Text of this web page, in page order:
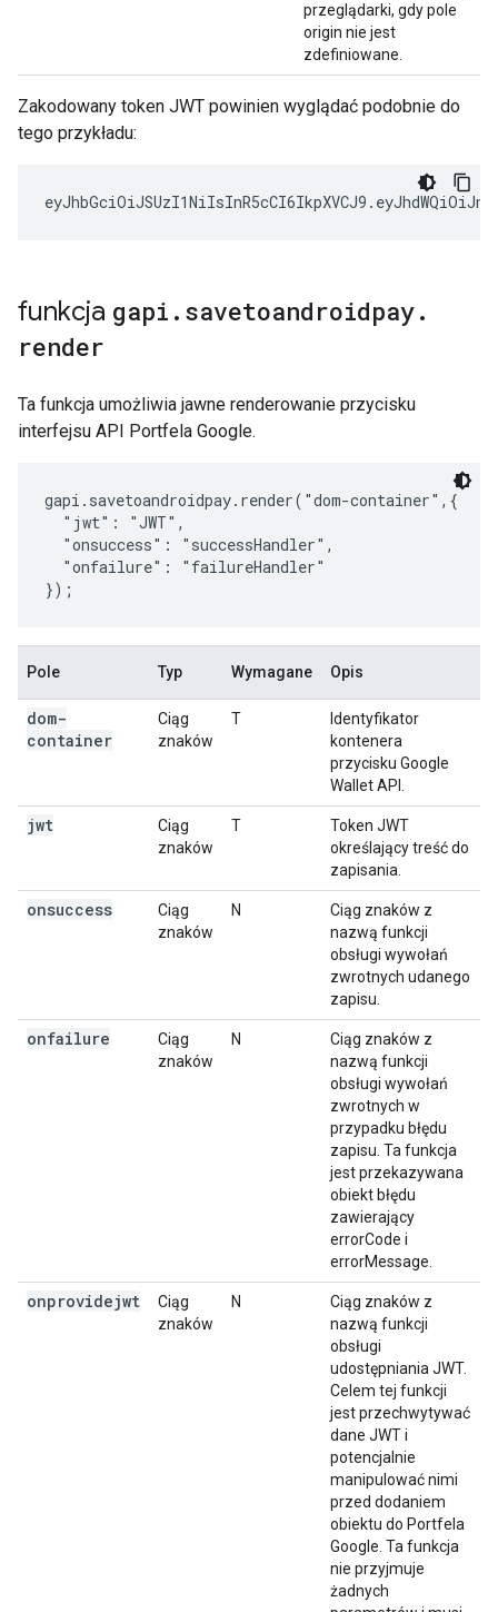
przeglądarki, gdy pole
origin nie jest
zdefiniowane.
Zakodowany token JWT powinien wyglądać podobnie do
tego przykładu:
eyJhbGciOiJSUzI1NiIsInR5cCI6IkpXVCJ9 .
funkcja gapi . savetoandroidpay.
render
Ta funkcja umożliwia jawne renderowanie przycisku
interfejsu API Portfela Google.
gapi.savetoandroidpay.render("dom-container",{
  "jwt": "JWT",
  "onsuccess": "successHandler",
  "onfailure": "failureHandler"
});
Pole Typ Wymagane Opis
dom-
container
Ciąg
znaków
T
Identyfikator
kontenera
przycisku Google
Wallet API.
jwt
Ciąg
znaków
T
Token JWT
określający treść do
zapisania.
onsuccess
Ciąg
znaków
N
Ciąg znaków z
nazwą funkcji
obsługi wywołań
zwrotnych udanego
zapisu.
onfailure
Ciąg
znaków
N
Ciąg znaków z
nazwą funkcji
obsługi wywołań
zwrotnych w
przypadku błędu
zapisu. Ta funkcja
jest przekazywana
obiekt błędu
zawierający
errorCode i
errorMessage.
onprovidejwt
Ciąg
znaków
N
Ciąg znaków z
nazwą funkcji
obsługi
udostępniania JWT.
Celem tej funkcji
jest przechwytywać
dane JWT i
potencjalnie
manipulować nimi
przed dodaniem
obiektu do Portfela
Google. Ta funkcja
nie przyjmuje
żadnych